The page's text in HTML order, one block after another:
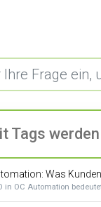
Tags
Was
in OC Automation